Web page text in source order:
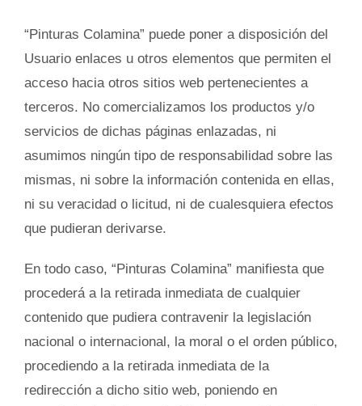
“Pinturas Colamina” puede poner a disposición del
Usuario enlaces u otros elementos que permiten el
acceso hacia otros sitios web pertenecientes a
terceros. No comercializamos los productos y/o
servicios de dichas páginas enlazadas, ni
asumimos ningún tipo de responsabilidad sobre las
mismas, ni sobre la información contenida en ellas,
ni su veracidad o licitud, ni de cualesquiera efectos
que pudieran derivarse.
En todo caso, “Pinturas Colamina” manifiesta que
procederá a la retirada inmediata de cualquier
contenido que pudiera contravenir la legislación
nacional o internacional, la moral o el orden público,
procediendo a la retirada inmediata de la
redirección a dicho sitio web, poniendo en